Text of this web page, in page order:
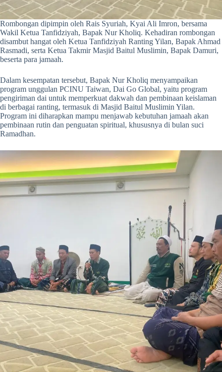
Rombongan dipimpin oleh Rais Syuriah, Kyai Ali Imron, bersama
Wakil Ketua Tanfidziyah, Bapak Nur Kholiq. Kehadiran rombongan
disambut hangat oleh Ketua Tanfidziyah Ranting Yilan, Bapak Ahmad
Rasmadi, serta Ketua Takmir Masjid Baitul Muslimin, Bapak Damuri,
beserta para jamaah.
Dalam kesempatan tersebut, Bapak Nur Kholiq menyampaikan
program unggulan PCINU Taiwan, Dai Go Global, yaitu program
pengiriman dai untuk memperkuat dakwah dan pembinaan keislaman
di berbagai ranting, termasuk di Masjid Baitul Muslimin Yilan.
Program ini diharapkan mampu menjawab kebutuhan jamaah akan
pembinaan rutin dan penguatan spiritual, khususnya di bulan suci
Ramadhan.